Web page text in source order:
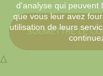
SOUMETTRE LE
Δ
d'analyse qui peuvent
que vous leur avez
utilisation de leurs